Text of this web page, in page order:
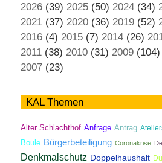
2026 (39) 2025 (50) 2024 (34)
2021 (37) 2020 (36) 2019 (52)
2016 (4) 2015 (7) 2014 (26)
2011 (38) 2010 (31) 2009 (104)
2007 (23)
KAL Themen
Alter Schlachthof Anfrage Antrag
Boule Bürgerbeteiligung Coronakrise
Denkmalschutz Doppelhaushalt